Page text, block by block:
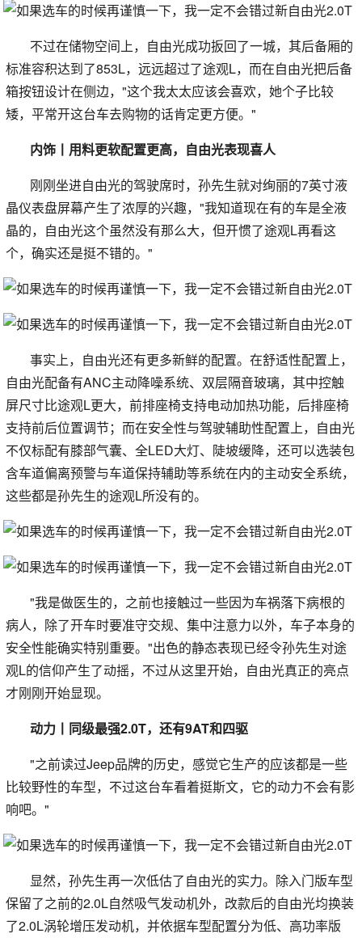
不过在储物空间上，自由光成功扳回了一城，其后备厢的
标准容积达到了853L，远远超过了途观L，而在自由光把后备
箱按钮设计在侧边，"这个我太太应该会喜欢，她个子比较
矮，平常开这台车去购物的话肯定更方便。"
内饰丨用料更软配置更高，自由光表现喜人
刚刚坐进自由光的驾驶席时，孙先生就对绚丽的7英寸液
晶仪表盘屏幕产生了浓厚的兴趣，"我知道现在有的车是全液
晶的，自由光这个虽然没有那么大，但开惯了途观L再看这
个，确实还是挺不错的。"
事实上，自由光还有更多新鲜的配置。在舒适性配置上，
自由光配备有ANC主动降噪系统、双层隔音玻璃，其中控触
屏尺寸比途观L更大，前排座椅支持电动加热功能，后排座椅
支持前后位置调节；而在安全性与驾驶辅助性配置上，自由光
不仅标配有膝部气囊、全LED大灯、陡坡缓降，还可以选装包
含车道偏离预警与车道保持辅助等系统在内的主动安全系统，
这些都是孙先生的途观L所没有的。
"我是做医生的，之前也接触过一些因为车祸落下病根的
病人，除了开车时要准守交规、集中注意力以外，车子本身的
安全性能确实特别重要。"出色的静态表现已经令孙先生对途
观L的信仰产生了动摇，不过从这里开始，自由光真正的亮点
才刚刚开始显现。
动力丨同级最强2.0T，还有9AT和四驱
"之前读过Jeep品牌的历史，感觉它生产的应该都是一些
比较野性的车型，不过这台车看着挺斯文，它的动力不会有影
响吧。"
显然，孙先生再一次低估了自由光的实力。除入门版车型
保留了之前的2.0L自然吸气发动机外，改款后的自由光均换装
了2.0L涡轮增压发动机，并依据车型配置分为低、高功率版